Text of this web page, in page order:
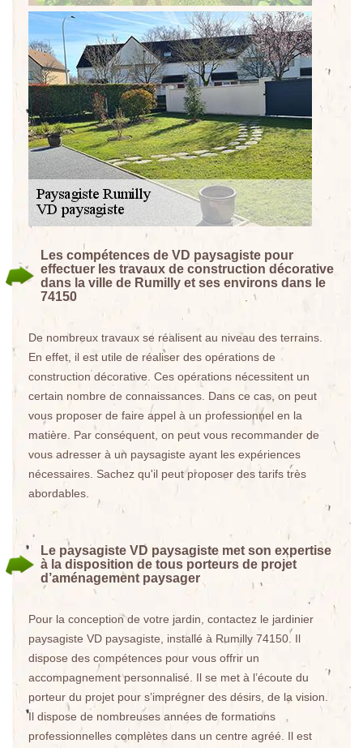
Les compétences de VD paysagiste pour
effectuer les travaux de construction décorative
dans la ville de Rumilly et ses environs dans le
74150
De nombreux travaux se réalisent au niveau des terrains.
En effet, il est utile de réaliser des opérations de
construction décorative. Ces opérations nécessitent un
certain nombre de connaissances. Dans ce cas, on peut
vous proposer de faire appel à un professionnel en la
matière. Par conséquent, on peut vous recommander de
vous adresser à un paysagiste ayant les expériences
nécessaires. Sachez qu'il peut proposer des tarifs très
abordables.
Le paysagiste VD paysagiste met son expertise
à la disposition de tous porteurs de projet
d’aménagement paysager
Pour la conception de votre jardin, contactez le jardinier
paysagiste VD paysagiste, installé à Rumilly 74150. Il
dispose des compétences pour vous offrir un
accompagnement personnalisé. Il se met à l’écoute du
porteur du projet pour s’imprégner des désirs, de la vision.
Il dispose de nombreuses années de formations
professionnelles complètes dans un centre agréé. Il est